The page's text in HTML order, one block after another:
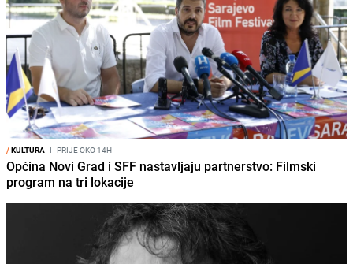
/KULTURA I PRIJE OKO 14H
Općina Novi Grad i SFF nastavljaju partnerstvo: Filmski
program na tri lokacije